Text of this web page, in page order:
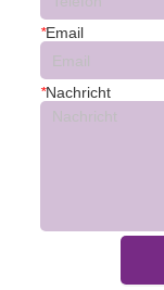
*Email
*Nachricht